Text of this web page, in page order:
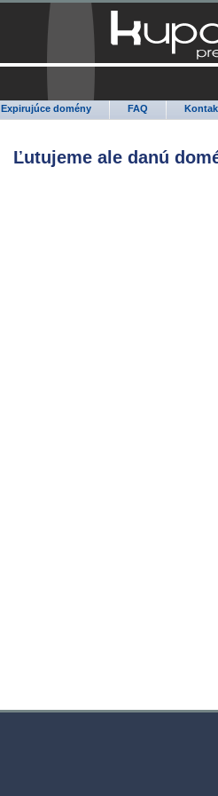
Expirujúce domény FAQ
Ľutujeme ale danú